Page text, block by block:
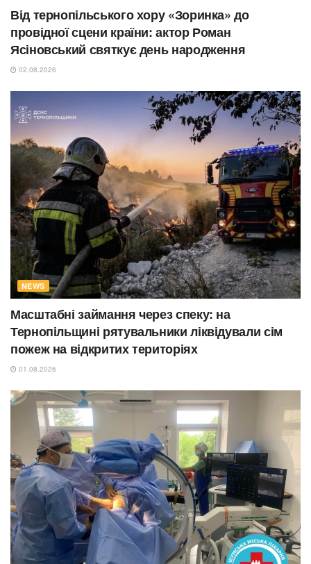
Від тернопільського хору «Зоринка» до
провідної сцени країни: актор Роман
Ясіновський святкує день народження
02.08.2026
NEWS
Масштабні займання через спеку: на
Тернопільщині рятувальники ліквідували сім
пожеж на відкритих територіях
01.08.2026